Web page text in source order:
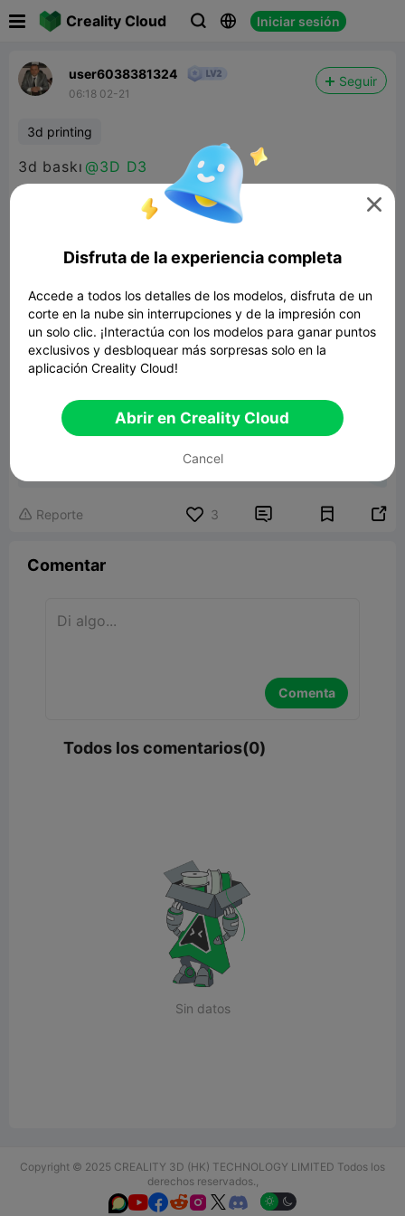
Creality Cloud   Iniciar sesión
user6038381324
06:18 02-21
Seguir
3d printing
3d baskı @3D D3
Modelo 3D relacionado
 Reporte 3  
Comentar
Comenta
Todos los comentarios(0)
Sin datos
Copyright © 2025 CREALITY 3D (HK) TECHNOLOGY LIMITED Todos los
derechos reservados.,
  

Disfruta de la experiencia completa
Accede a todos los detalles de los modelos, disfruta de un
corte en la nube sin interrupciones y de la impresión con
un solo clic. ¡Interactúa con los modelos para ganar puntos
exclusivos y desbloquear más sorpresas solo en la
aplicación Creality Cloud!
Abrir en Creality Cloud
Cancel